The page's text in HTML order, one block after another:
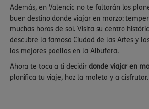
Además, en Valencia no te faltarán los
buen destino donde viajar en marzo:
muchas horas de sol. Visita su centro
descubre la famosa Ciudad de las Artes y
las mejores paellas en la Albufera.
Ahora te toca a ti decidir donde viajar en
planifica tu viaje, haz la maleta y a disfrutar.